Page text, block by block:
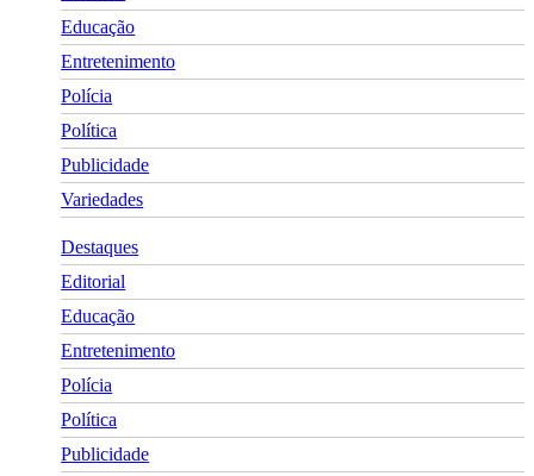
Educação
Entretenimento
Polícia
Política
Publicidade
Variedades
Destaques
Editorial
Educação
Entretenimento
Polícia
Política
Publicidade